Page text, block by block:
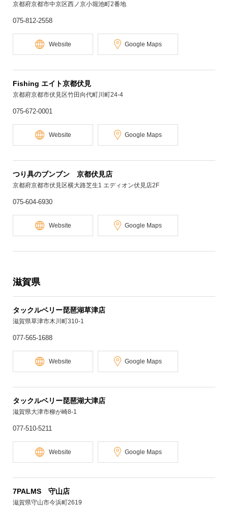
京都府京都市中京区西ノ京小堀池町2番地
075-812-2558
Website Google Maps
Fishing エイト京都伏見
京都府京都市伏見区竹田向代町川町24-4
075-672-0001
Website Google Maps
つり具のブンブン 京都伏見店
京都府京都市伏見区横大路芝生1 エディオン伏見店2F
075-604-6930
Website Google Maps
滋賀県
タックルベリー琵琶湖草津店
滋賀県草津市木川町310-1
077-565-1688
Website Google Maps
タックルベリー琵琶湖大津店
滋賀県大津市柳が崎8-1
077-510-5211
Website Google Maps
7PALMS 守山店
滋賀県守山市今浜町2619